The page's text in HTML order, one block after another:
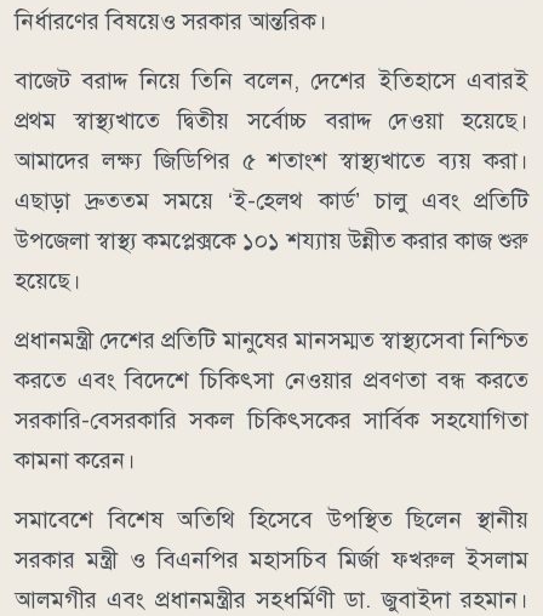
নির্ধারণের বিষয়েও সরকার আন্তরিক।
বাজেট বরাদ্দ নিয়ে তিনি বলেন, দেশের ইতিহাসে এবারই
প্রথম স্বাস্থ্যখাতে দ্বিতীয় সর্বোচ্চ বরাদ্দ দেওয়া হয়েছে।
আমাদের লক্ষ্য জিডিপির ৫ শতাংশ স্বাস্থ্যখাতে ব্যয় করা।
এছাড়া দ্রুততম সময়ে ‘ই-হেলথ কার্ড’ চালু এবং প্রতিটি
উপজেলা স্বাস্থ্য কমপ্লেক্সকে ১০১ শয্যায় উন্নীত করার কাজ শুরু
হয়েছে।
প্রধানমন্ত্রী দেশের প্রতিটি মানুষের মানসম্মত স্বাস্থ্যসেবা নিশ্চিত
করতে এবং বিদেশে চিকিৎসা নেওয়ার প্রবণতা বন্ধ করতে
সরকারি-বেসরকারি সকল চিকিৎসকের সার্বিক সহযোগিতা
কামনা করেন।
সমাবেশে বিশেষ অতিথি হিসেবে উপস্থিত ছিলেন স্থানীয়
সরকার মন্ত্রী ও বিএনপির মহাসচিব মির্জা ফখরুল ইসলাম
আলমগীর এবং প্রধানমন্ত্রীর সহধর্মিণী ডা. জুবাইদা রহমান।